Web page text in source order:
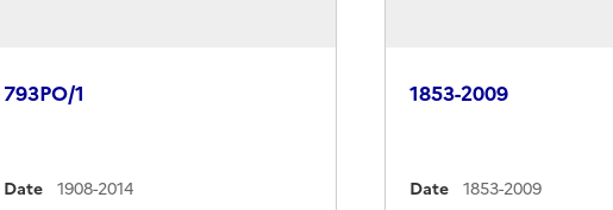
793PO/1
Date 1908-2014
1853-2009
Date
1853-2009